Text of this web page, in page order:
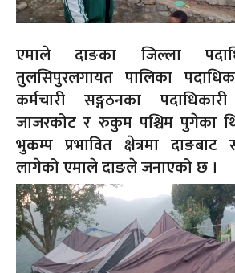
एमाले दाङका जिल्ला
तुलसिपुरलगायत पालिका
कर्मचारी सङ्गठनका
जाजरकोट र रुकुम पश्चिम पुगेका
भुकम्प प्रभावित क्षेत्रमा
लागेको एमाले दाङले जनाएको छ ।